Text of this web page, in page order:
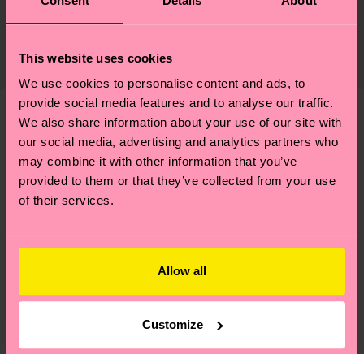
This website uses cookies
We use cookies to personalise content and ads, to
provide social media features and to analyse our traffic.
We also share information about your use of our site with
our social media, advertising and analytics partners who
may combine it with other information that you’ve
provided to them or that they’ve collected from your use
of their services.
Allow all
Customize
Zertifizierungen – es geht auch um eine ethische
richtige Pflege von Socken und VIELES MEHR!
Weitere Informationen sowie Tipps und Tricks
findest du auf unsererNachhaltigkeitsseite.
Versand & Retouren
ab und unsere länderspezifische Versandübersicht
findest duhier . Die Lieferzeit beginnt sobald
deine Bestellung versandt wurde. Bitte bedenke,
dass es sich hierbei um einen Richtwert handelt
und die genaue Lieferzeit von der lokalen Post in
deinem Land abhängt.
Du hast Fragen zu einer Retoure? In unserem
am häufigsten gestellten Fragen.